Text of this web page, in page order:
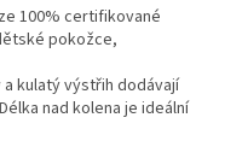
100% certifikované
pokožce,
kulatý výstřih dodávají
nad kolena je ideální